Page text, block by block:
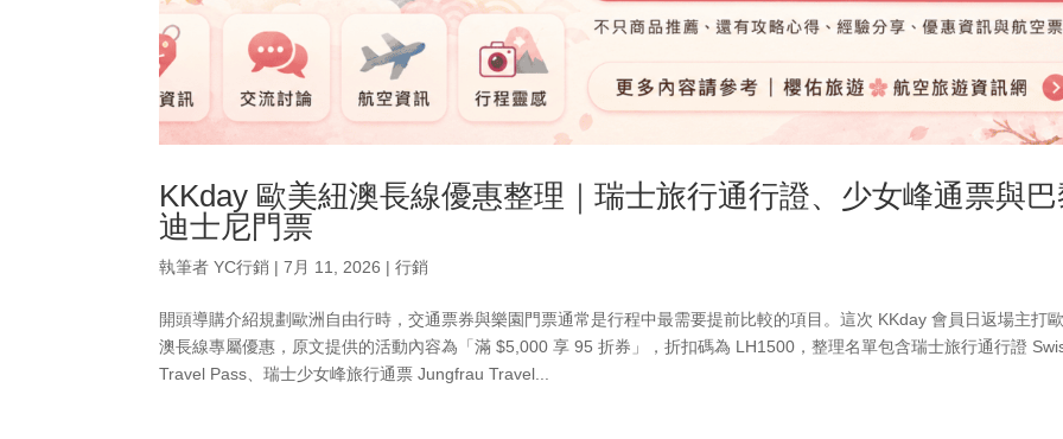
KKday 歐美紐澳長線優惠整理｜瑞士旅行通行證、少女峰通票與
迪士尼門票
執筆者YC行銷 |7月 11, 2026 |行銷
開頭導購介紹規劃歐洲自由行時，交通票券與樂園門票通常是行程中最需要提前比較的項目。這次 KKday 會員日返場主打
澳長線專屬優惠，原文提供的活動內容為「滿 $5,000 享 95 折券」，折扣碼為 LH1500，整理名單包含瑞士旅行通行證
Travel Pass、瑞士少女峰旅行通票 Jungfrau Travel...